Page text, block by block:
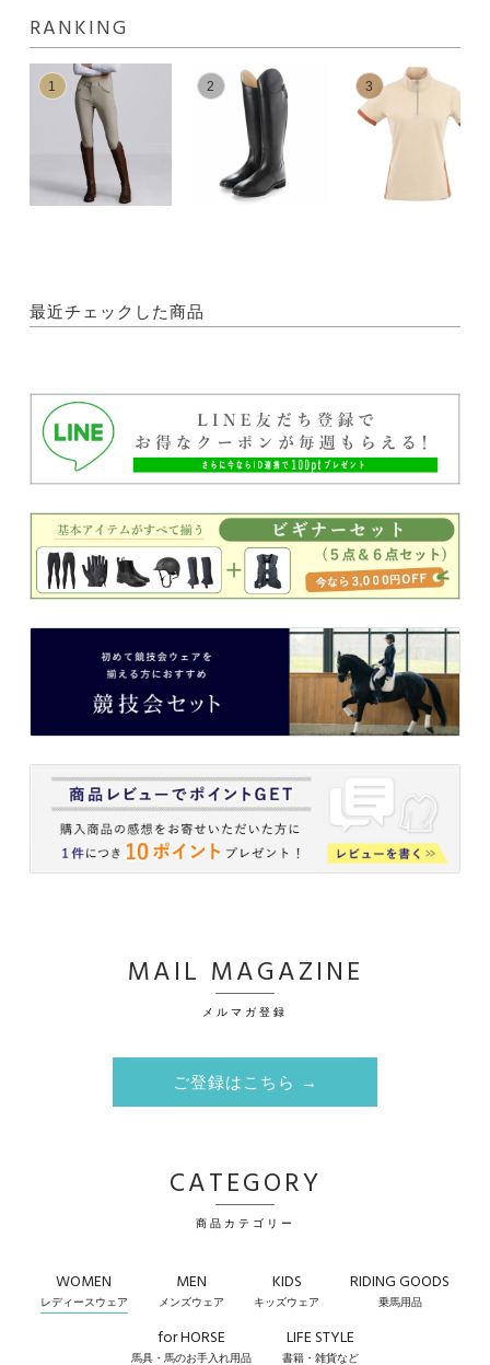
RANKING
1 2 3
最近チェックした商品
MAIL MAGAZINE
メルマガ登録
ご登録はこちら →
CATEGORY
商品カテゴリー
WOMEN
レディースウェア
MEN
メンズウェア
KIDS
キッズウェア
RIDING GOODS
乗馬用品
for HORSE
馬具・馬のお手入れ用品
LIFE STYLE
書籍・雑貨など